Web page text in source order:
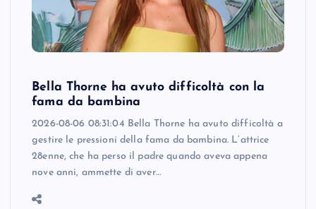
Bella Thorne ha avuto difficoltà con la
fama da bambina
2026-08-06 08:31:04 Bella Thorne ha avuto difficoltà a
gestire le pressioni della fama da bambina. L’attrice
28enne, che ha perso il padre quando aveva appena
nove anni, ammette di aver…